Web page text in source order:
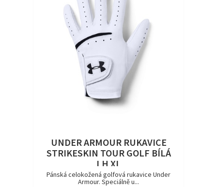
UNDER ARMOUR RUKAVICE
STRIKESKIN TOUR GOLF BÍLÁ
LH XL
Pánská celokožená golfová rukavice Under
Armour. Speciálně u...